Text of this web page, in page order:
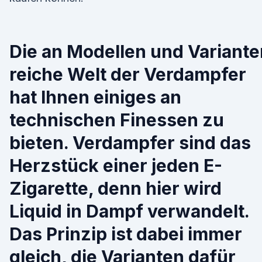
Die an Modellen und
reiche Welt der Verdampfer
hat Ihnen einiges an
technischen Finessen zu
bieten. Verdampfer sind das
Herzstück einer jeden E-
Zigarette, denn hier wird
Liquid in Dampf verwandelt.
Das Prinzip ist dabei immer
gleich, die Varianten dafür